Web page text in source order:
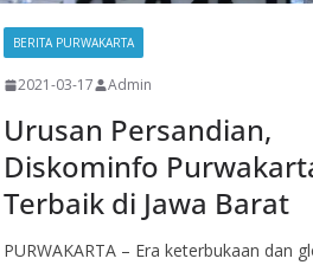
BERITA PURWAKARTA
2021-03-17 Admin
Urusan Persandian,
Diskominfo
Terbaik di Jawa Barat
PURWAKARTA – Era keterbukaan dan